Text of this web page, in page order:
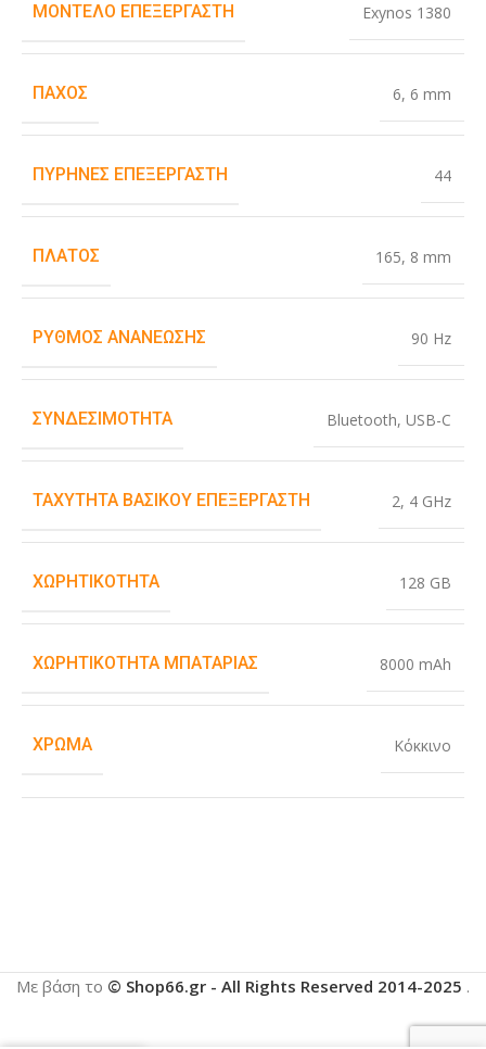
ΜΟΝΤΈΛΟ ΕΠΕΞΕΡΓΑΣΤΉ Exynos 1380
ΠΆΧΟΣ 6, 6 mm
ΠΥΡΉΝΕΣ ΕΠΕΞΕΡΓΑΣΤΉ 44
ΠΛΆΤΟΣ 165, 8 mm
ΡΥΘΜΌΣ ΑΝΑΝΈΩΣΗΣ 90 Hz
ΣΥΝΔΕΣΙΜΌΤΗΤΑ Bluetooth, USB-C
ΤΑΧΎΤΗΤΑ ΒΑΣΙΚΟΎ ΕΠΕΞΕΡΓΑΣΤΉ 2, 4 GHz
ΧΩΡΗΤΙΚΌΤΗΤΑ 128 GB
ΧΩΡΗΤΙΚΌΤΗΤΑ ΜΠΑΤΑΡΊΑΣ 8000 mAh
ΧΡΏΜΑ Κόκκινο
Με βάση το © Shop66.gr - All Rights Reserved 2014-2025 .